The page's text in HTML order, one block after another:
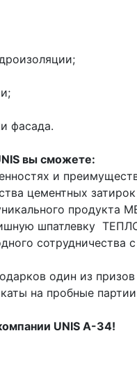
фасада.
вы сможете:
и
цементных затирок
продукта
шпатлевку
сотрудничества
один из
на пробные
UNIS А-34!